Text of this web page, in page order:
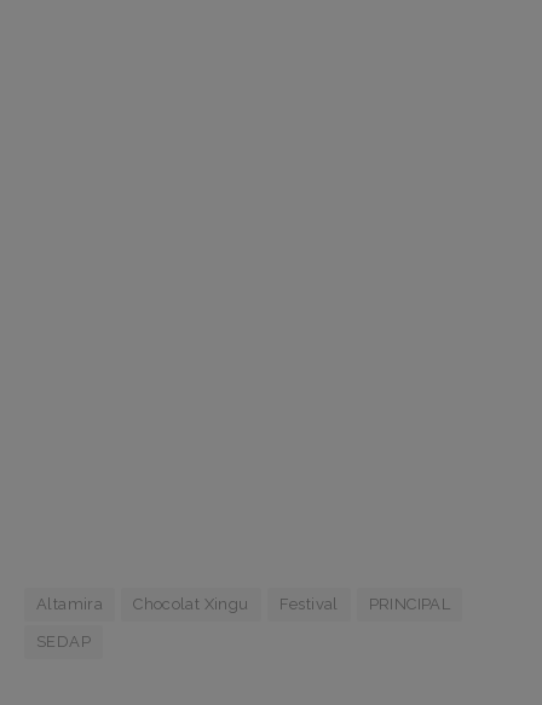
Altamira Chocolat Xingu Festival PRINCIPAL
SEDAP